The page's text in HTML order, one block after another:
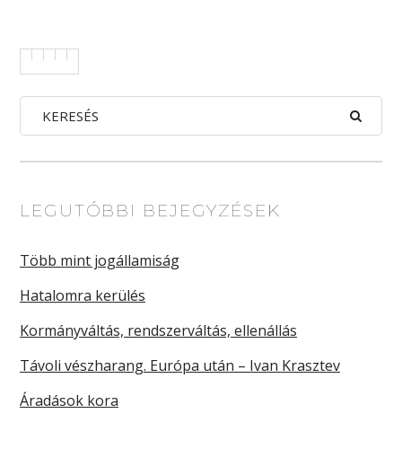
LEGUTÓBBI BEJEGYZÉSEK
Több mint jogállamiság
Hatalomra kerülés
Kormányváltás, rendszerváltás, ellenállás
Távoli vészharang. Európa után – Ivan Krasztev
Áradások kora